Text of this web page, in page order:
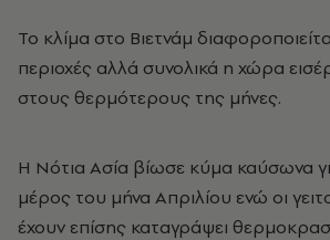
Το κλίμα στο Βιετνάμ
περιοχές αλλά συνολικά η χώρα
στους θερμότερους της μήνες.
Η Νότια Ασία βίωσε κύμα καύσωνα
μέρος του μήνα Απριλίου ενώ οι
έχουν επίσης καταγράψει